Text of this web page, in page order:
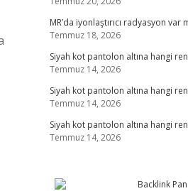
MR’da iyonlaştırıcı radyasyon var
Temmuz 18, 2026
Siyah kot pantolon altına hangi
Temmuz 14, 2026
Siyah kot pantolon altına hangi
Temmuz 14, 2026
Siyah kot pantolon altına hangi
Temmuz 14, 2026